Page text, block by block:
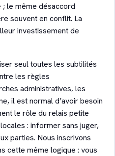
le même désaccord
souvent en conflit. La
investissement de
seul toutes les subtilités
les règles
administratives, les
il est normal d’avoir besoin
le rôle du relais petite
: informer sans juger,
parties. Nous inscrivons
cette même logique : vous